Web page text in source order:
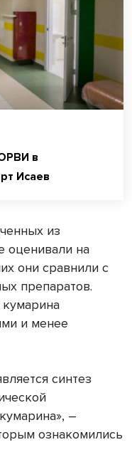
в
Исаев
из
оценивали на
они сравнили с
препаратов.
и менее
синтез
–
ознакомились